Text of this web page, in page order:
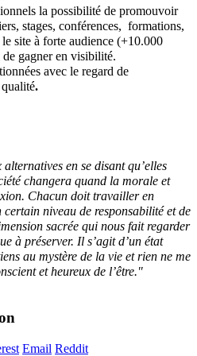
la possibilité de promouvoir
stages, conférences, formations,
site à forte audience (+10.000
gagner en visibilité.
avec le regard de
.
en se disant qu’elles
changera quand la morale et
Chacun doit travailler en
niveau de responsabilité et de
sacrée qui nous fait regarder
à préserver. Il s’agit d’un état
au mystère de la vie et rien ne me
et heureux de l’être."
Email Reddit